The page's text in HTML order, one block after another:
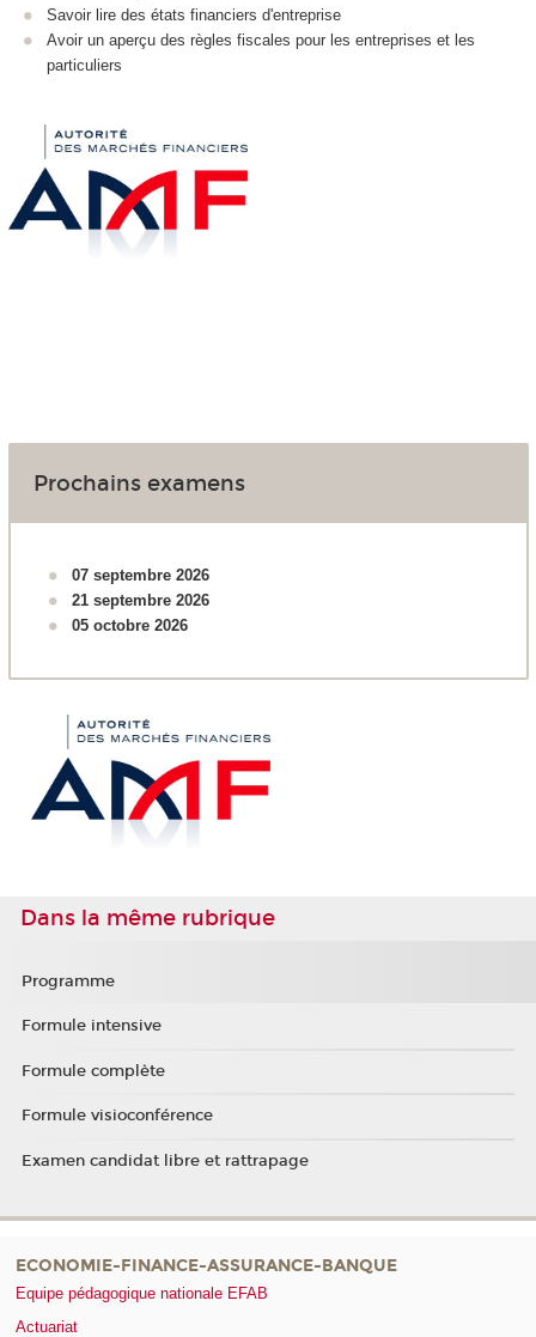
Savoir lire des états financiers d'entreprise
Avoir un aperçu des règles fiscales pour les entreprises et les
particuliers
Prochains examens
07 septembre 2026
21 septembre 2026
05 octobre 2026
Dans la même rubrique
Programme
Formule intensive
Formule complète
Formule visioconférence
Examen candidat libre et rattrapage
ECONOMIE-FINANCE-ASSURANCE-BANQUE
Equipe pédagogique nationale EFAB
Actuariat